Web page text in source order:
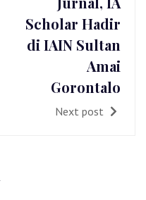
Scholar Hadir
di IAIN Sultan
Amai
Gorontalo
Next post